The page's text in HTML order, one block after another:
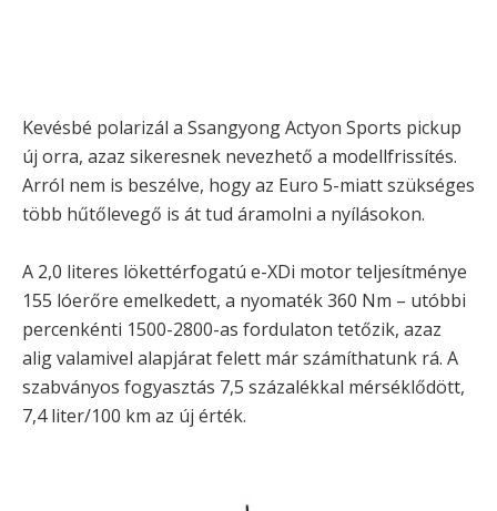
Kevésbé polarizál a Ssangyong Actyon Sports pickup
új orra, azaz sikeresnek nevezhető a modellfrissítés.
Arról nem is beszélve, hogy az Euro 5-miatt szükséges
több hűtőlevegő is át tud áramolni a nyílásokon.
A 2,0 literes lökettérfogatú e-XDi motor teljesítménye
155 lóerőre emelkedett, a nyomaték 360 Nm – utóbbi
percenkénti 1500-2800-as fordulaton tetőzik, azaz
alig valamivel alapjárat felett már számíthatunk rá. A
szabványos fogyasztás 7,5 százalékkal mérséklődött,
7,4 liter/100 km az új érték.